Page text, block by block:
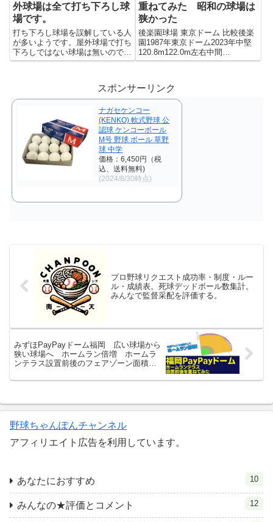
外球場は全て打ち下ろし球
場です。
打ち下ろし球場を誤解している人
が多いようです。屋外球場で打ち
下ろしではない球場は無いのです
けどね。
重ねてみた 昭和の球場は
狭かった
後楽園球場 東京ドーム 比較後楽
園1987年東京ドーム2023年中堅
120.8m122.0m左右中間
110.1m110.0m両翼87.8m100.0m
スポンサーリンク
ナガセケンコー
(KENKO) 軟式野球 公
認球 ケンコーボール
M号 野球 ボール 草野
球 中学
価格：6,450円（税
込、送料無料)
(2024/8/30時点)
プロ野球リクエスト成功率・制度・ルー
ル・成績表。死球デッドボール数集計。
みんなで監督采配を評価する。
みずほPayPayドーム福岡 広い球場から
狭い球場へ ホームラン倍増 ホームラ
ンテラス設置前後のフェアゾーン面積を
野球ちゃんぽんチャンネル
アフィリエイト広告を利用しています。
あなたにおすすめ 10
みんなの★評価とコメント 12